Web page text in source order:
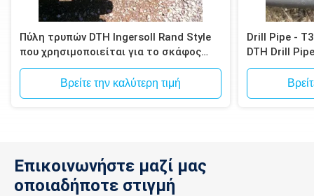
Πύλη τρυπών DTH Ingersoll Rand Style
που χρησιμοποιείται για το σκάφος
τρυπανιών τύπου T4W και T685 της
Atlas CopcoΒρείτε την καλύτερη τιμή
Drill Pipe -
DTH Drill Pipe
Επικοινωνήστε μαζί μας
οποιαδήποτε στιγμή